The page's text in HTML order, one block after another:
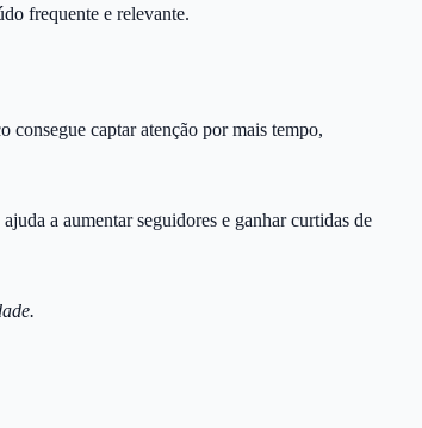
frequente e relevante.
consegue captar atenção por mais tempo,
a aumentar seguidores e ganhar curtidas de